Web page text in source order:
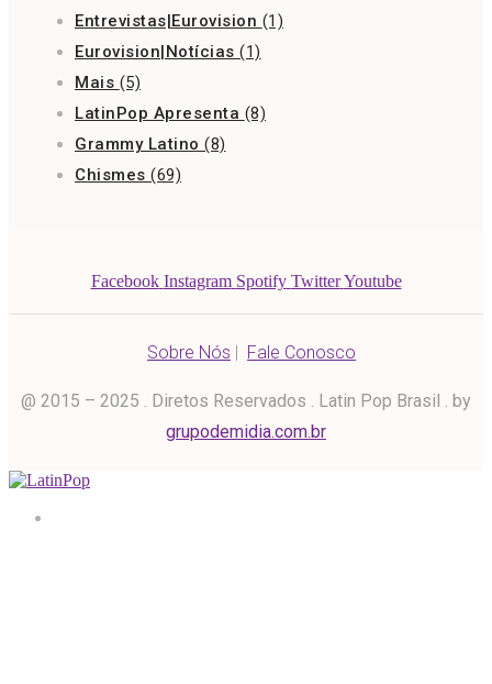
Entrevistas|Eurovision (1)
Eurovision|Notícias (1)
Mais (5)
LatinPop Apresenta (8)
Grammy Latino (8)
Chismes (69)
Facebook Instagram Spotify Twitter Youtube
Sobre Nós | Fale Conosco
@ 2015 – 2025 . Diretos Reservados . Latin Pop Brasil . by
grupodemidia.com.br